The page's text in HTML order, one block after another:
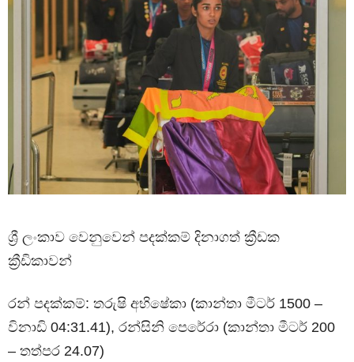
ශ්‍රී ලංකාව වෙනුවෙන් පදක්කම් දිනාගත් ක්‍රීඩක
ක්‍රීඩිකාවන්
රන් පදක්කම්: තරුෂි අභිෂේකා (කාන්තා මීටර් 1500 –
විනාඩි 04:31.41), රන්සිනි පෙරේරා (කාන්තා මීටර් 200
– තත්පර 24.07)